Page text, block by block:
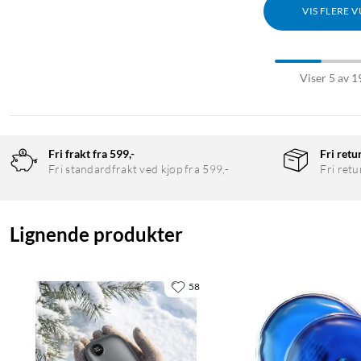
VIS FLERE
Viser 5 av
Fri frakt fra 599,-
Fri standardfrakt ved kjøp fra 599,-
Fri
Fri
Lignende produkter
58